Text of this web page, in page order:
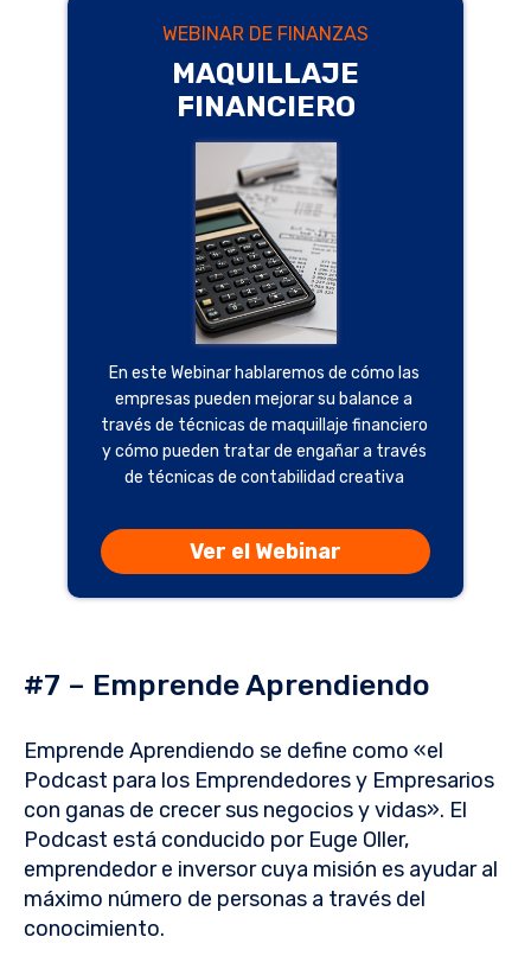
En este Webinar hablaremos de cómo las
empresas pueden mejorar su balance a
través de técnicas de maquillaje financiero
y cómo pueden tratar de engañar a través
de técnicas de contabilidad creativa
MAQUILLAJE
FINANCIERO
WEBINAR DE FINANZAS
Ver el Webinar
#7 – Emprende Aprendiendo
Emprende Aprendiendo se define como «el
Podcast para los Emprendedores y Empresarios
con ganas de crecer sus negocios y vidas». El
Podcast está conducido por Euge Oller,
emprendedor e inversor cuya misión es ayudar al
máximo número de personas a través del
conocimiento.